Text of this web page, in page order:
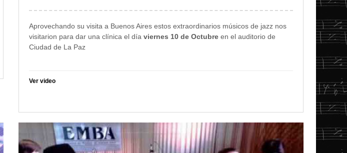
Aprovechando su visita a Buenos Aires estos extraordinarios músicos de jazz nos
visitarion para dar una clínica el día viernes 10 de Octubre en el auditorio de
Ciudad de La Paz
Ver video